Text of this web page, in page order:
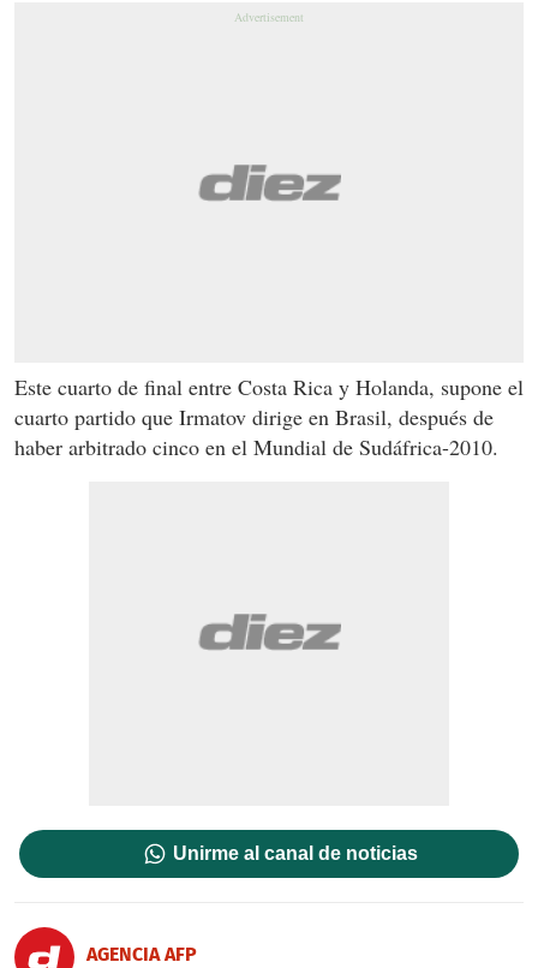
Este cuarto de final entre Costa Rica y Holanda, supone el
cuarto partido que Irmatov dirige en Brasil, después de
haber arbitrado cinco en el Mundial de Sudáfrica-2010.
Unirme al canal de noticias
AGENCIA AFP